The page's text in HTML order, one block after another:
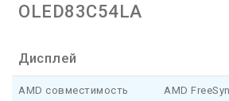
OLED83C54LA
Дисплей
AMD совместимость AMD